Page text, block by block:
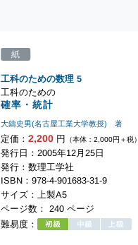
工科のための
確率・統計
工科のための数理 5
大鑄史男(名古屋工業大学教授) 著
定価：2,200 円 （本体：2,000円＋税）
紙
発行日：2005年12月25日
発行：数理工学社
ISBN：978-4-901683-31-9
サイズ：上製A5
ページ数： 240 ページ
難易度：